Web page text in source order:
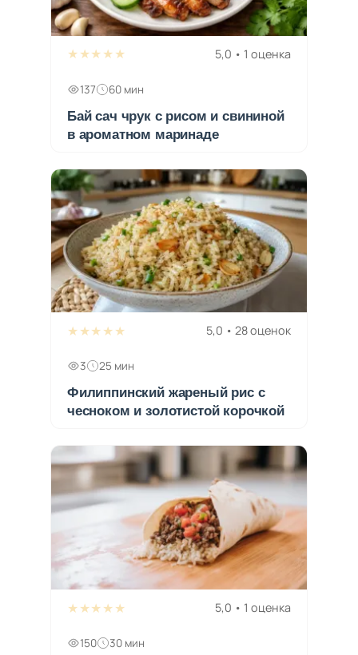
★★★★★ 5,0 • 1 оценка
137 60 мин
Бай сач чрук с рисом и свининой
в ароматном маринаде
★★★★★ 5,0 • 28 оценок
3 25 мин
Филиппинский жареный рис с
чесноком и золотистой корочкой
★★★★★ 5,0 • 1 оценка
150 30 мин